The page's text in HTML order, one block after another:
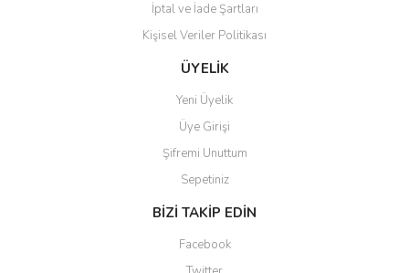
İptal ve İade Şartları
Kişisel Veriler Politikası
ÜYELİK
Yeni Üyelik
Üye Girişi
Şifremi Unuttum
Sepetiniz
BİZİ TAKİP EDİN
Facebook